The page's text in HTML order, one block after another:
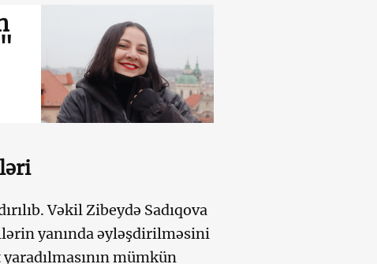
Vəkil Zibeydə Sadıqova
yanında əyləşdirilməsini
mümkün